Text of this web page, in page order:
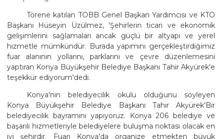
Törene katılan TOBB Genel Başkan Yardımcısı ve KTO
Başkanı Hüseyin Üzülmez, 'Şehirlerin ticari ve ekonomik
gelişimlerini sağlamaları ancak güçlü bir altyapı ve yerel
hizmetle mümkündür. Burada yapımını gerçekleştirdiğimiz
fuar alanının yollarını, parklarını ve çevre düzenlemesini
yaptıran Konya Büyükşehir Belediye Başkanı Tahir Akyürek'e
teşekkür ediyorum'dedi.
Konya'nın belediyecilik okulu olduğunu söyleyen
Konya Büyükşehir Belediye Başkanı Tahir Akyürek'Bir
belediyecilik bayramını yapıyoruz. Konya 206 belediye ve
başarılı hizmetleriyle belediyelere buluşma noktası olacak en
iyi şehirdir. Fuarı Konya'da organize etmekten büyük